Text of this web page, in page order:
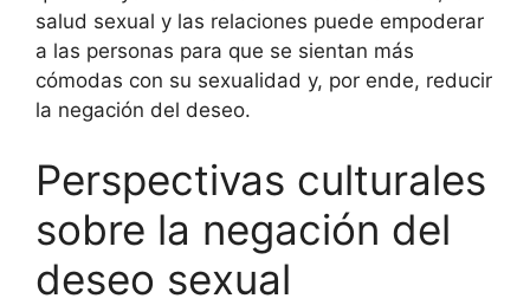
salud sexual y las relaciones puede empoderar
a las personas para que se sientan más
cómodas con su sexualidad y, por ende, reducir
la negación del deseo.
Perspectivas culturales
sobre la negación del
deseo sexual